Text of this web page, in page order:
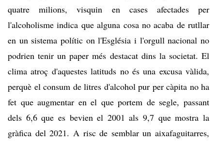
quatre milions, visquin en cases afectades per
l'alcoholisme indica que alguna cosa no acaba de rutllar
en un sistema polític on l'Església i l'orgull nacional no
podrien tenir un paper més destacat dins la societat. El
clima atroç d'aquestes latituds no és una excusa vàlida,
perquè el consum de litres d'alcohol pur per càpita no ha
fet que augmentar en el que portem de segle, passant
dels 6,6 que es bevien el 2001 als 9,7 que mostra la
gràfica del 2021. A risc de semblar un aixafaguitarres,